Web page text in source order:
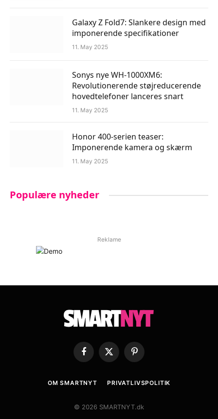
Galaxy Z Fold7: Slankere design med
imponerende specifikationer
11. May 2025
Sonys nye WH-1000XM6:
Revolutionerende støjreducerende
hovedtelefoner lanceres snart
11. May 2025
Honor 400-serien teaser:
Imponerende kamera og skærm
11. May 2025
Populære nyheder
Reklame
Facebook
X
Pinterest
OM SMARTNYT PRIVATLIVSPOLITIK
© 2026 SMARTNYT.dk